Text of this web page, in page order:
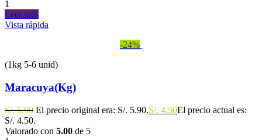
1
Leer más
Vista rápida
-24%
(1kg 5-6 unid)
Maracuya(Kg)
S/.5.90 El precio original era: S/. 5.90.S/. 4.50El precio actual es:
S/. 4.50.
Valorado con 5.00 de 5